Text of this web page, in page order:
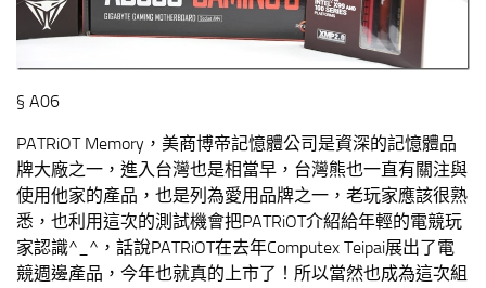
§ A06
PATRiOT Memory，美商博帝記憶體公司是資深的記憶體品
牌大廠之一，進入台灣也是相當早，台灣熊也一直有關注與
使用他家的產品，也是列為愛用品牌之一，老玩家應該很熟
悉，也利用這次的測試機會把PATRiOT介紹給年輕的電競玩
家認識^_^，話說PATRiOT在去年Computex Teipai展出了電
競週邊產品，今年也就真的上市了！所以當然也成為這次組